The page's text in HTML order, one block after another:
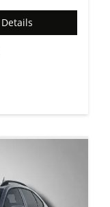
Details